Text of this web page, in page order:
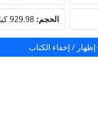
الحجم:
إظهار / إخفاء الكتاب